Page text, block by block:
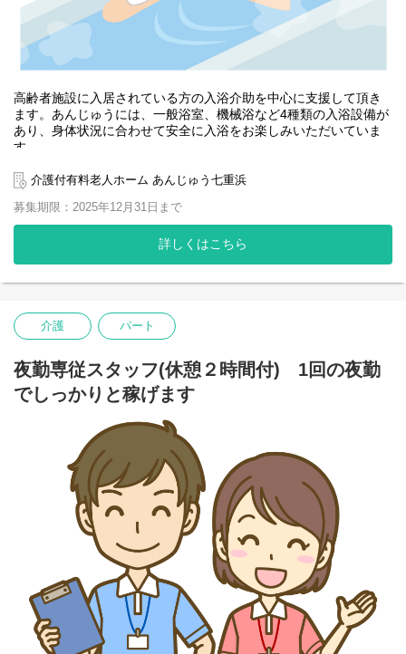
高齢者施設に入居されている方の入浴介助を中心に支援して頂き
ます。あんじゅうには、一般浴室、機械浴など4種類の入浴設備が
あり、身体状況に合わせて安全に入浴をお楽しみいただいていま
す。
居者様がいらっしゃること。
また全身観察も行います。早期皮膚異常の発見や、処置経過など
も確認し看護師と連携します。
先輩職員が丁寧にご指導します。未経験の方も安心してお仕事が
できます。
ただけます。
介護付有料老人ホーム あんじゅう七重浜
募集期限：2025年12月31日まで
詳しくはこちら
介護 パート
夜勤専従スタッフ(休憩２時間付) 1回の夜勤
でしっかりと稼げます